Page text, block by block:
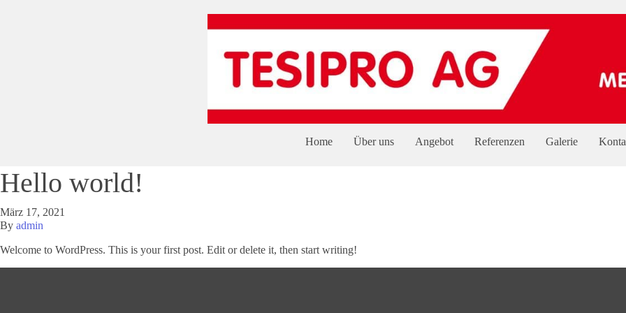
Home Über uns Angebot Referenzen Galerie
Hello world!
März 17, 2021
By admin
Welcome to WordPress. This is your first post. Edit or delete it, then start writing!